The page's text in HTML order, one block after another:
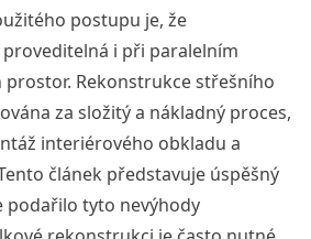
postupu je, že
i při paralelním
Rekonstrukce střešního
za složitý a nákladný proces,
interiérového obkladu a
článek představuje úspěšný
podařilo tyto nevýhody